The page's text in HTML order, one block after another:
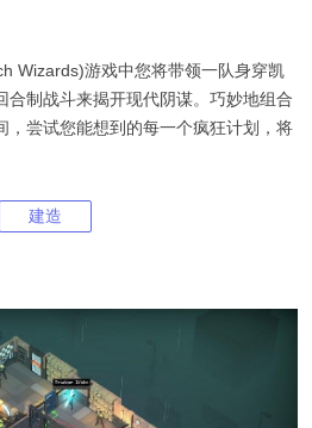
Wizards)游戏中您将带领一队身穿凯
合制战斗来揭开现代阴谋。巧妙地组合
，尝试您能想到的每一个疯狂计划，将
建造